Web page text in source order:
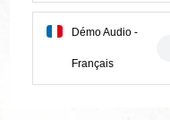
Démo Audio -
Français